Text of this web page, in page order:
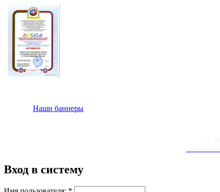
Наши баннеры
Вход в систему